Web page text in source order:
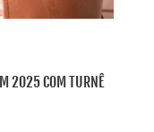
2025 COM TURNÊ